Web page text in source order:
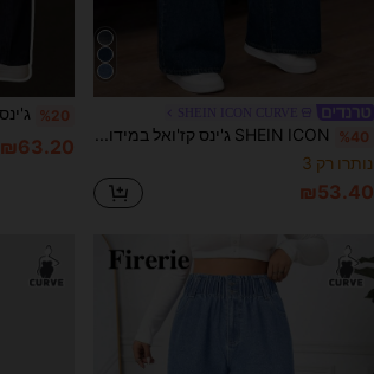
%40
SHEIN ICON ג'ינס קז'ואל במידות גדולות עם גזרה רחבה וכיסים צדדיים
נותרו רק 3
₪53.40
%20
₪63.20